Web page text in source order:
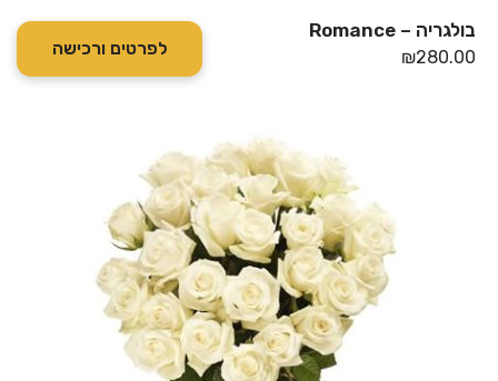
בולגריה – Romance
₪280.00 לפרטים ורכישה